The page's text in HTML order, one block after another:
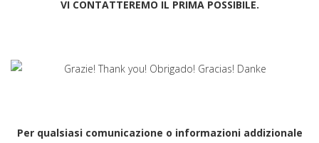
VI CONTATTEREMO IL PRIMA POSSIBILE.
Per qualsiasi comunicazione o informazioni addizionale